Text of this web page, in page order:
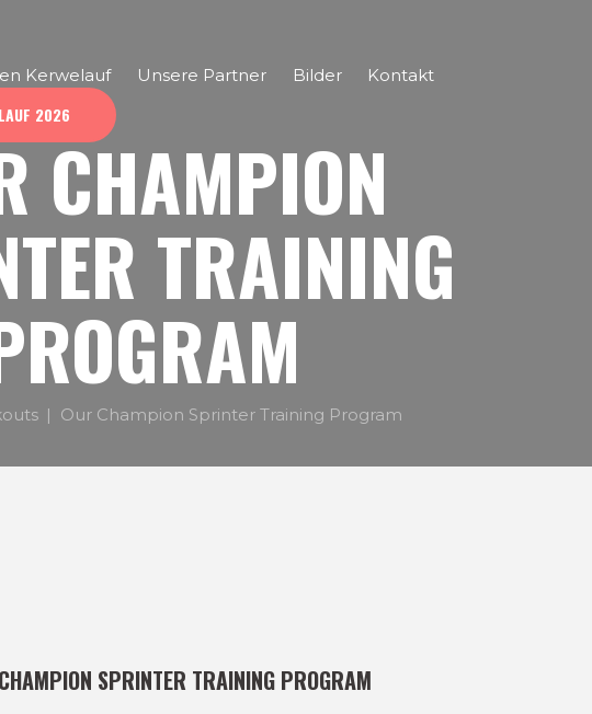
Kerwelauf Unsere Partner Bilder Kontakt
2026
CHAMPION
TRAINING
Our Champion Sprinter Training Program
SPRINTER TRAINING PROGRAM